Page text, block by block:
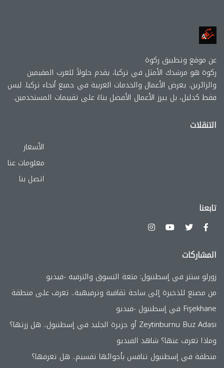
عن موقع وتطببق ركوة
ركوة هو مرشدك الأمثل في تركيا، يقدم حلولاً للعرب المقيمين
والزائرين. يعرض الأعمال والخدمات العربية في جميع أنحاء تركيا. ليس
فقط كدليل، بل يبرز الأعمال الأفضل بناءً على تقييمات المستخدمين.
التنقلات
الأسعار
معلومات عنا
اتصل بنا
تابعنا
المشاركات
زورلو سنتر في إسطنبول: متعة التسوق والترفيه -فيديو
من مصنع للذخيرة إلى ساحة ثقافية وترفيهية.. تعرف على منطقة
Fişekhane في إسطنبول -فيديو
Zeytinburnu Buz Adası أو جزيرة الجليد في إسطنبول.. هل زرتها؟
وماذا تعرف عنها؟ شاهد الفيديو
منطقة في إسطنبول تنافس بأجوائها تقسيم.. هل تعرفها؟